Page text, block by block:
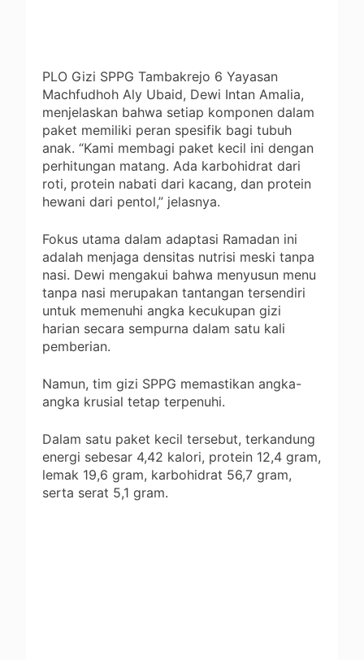
PLO Gizi SPPG Tambakrejo 6 Yayasan
Machfudhoh Aly Ubaid, Dewi Intan Amalia,
menjelaskan bahwa setiap komponen dalam
paket memiliki peran spesifik bagi tubuh
anak. “Kami membagi paket kecil ini dengan
perhitungan matang. Ada karbohidrat dari
roti, protein nabati dari kacang, dan protein
hewani dari pentol,” jelasnya.
Fokus utama dalam adaptasi Ramadan ini
adalah menjaga densitas nutrisi meski tanpa
nasi. Dewi mengakui bahwa menyusun menu
tanpa nasi merupakan tantangan tersendiri
untuk memenuhi angka kecukupan gizi
harian secara sempurna dalam satu kali
pemberian.
Namun, tim gizi SPPG memastikan angka-
angka krusial tetap terpenuhi.
Dalam satu paket kecil tersebut, terkandung
energi sebesar 4,42 kalori, protein 12,4 gram,
lemak 19,6 gram, karbohidrat 56,7 gram,
serta serat 5,1 gram.